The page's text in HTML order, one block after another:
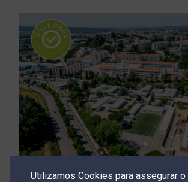
Utilizamos Cookies para assegurar